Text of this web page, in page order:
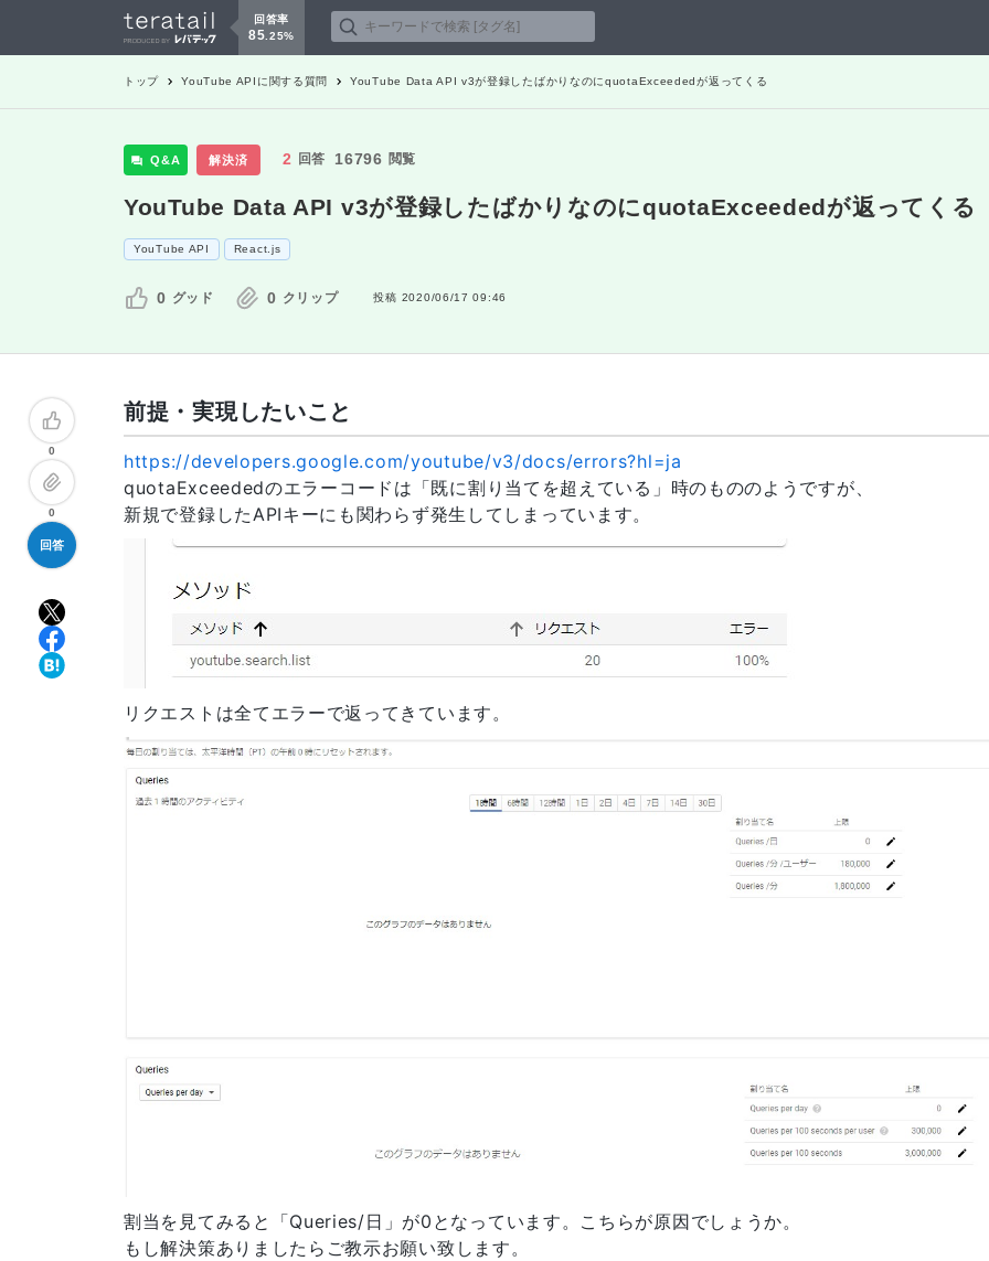
回答率
85 25%
トップ YouTube API に関する質問 YouTube Data API v3が登録したばかりなのにquotaExceededが返ってくる
Q&A 解決済 2 回答 16796 閲覧
YouTube Data API v3が登録したばかりなのにquotaExceededが返ってくる
YouTube API React.js
0 グッド 0 クリップ 投稿 2020/06/17 09:46
0
0
回答
前提・実現したいこと
https://developers.google.com/youtube/v3/docs/errors?hl=ja
quotaExceededのエラーコードは「既に割り当てを超えている」時のもののようですが、
新規で登録したAPIキーにも関わらず発生してしまっています。
リクエストは全てエラーで返ってきています。
割当を見てみると「Queries/日」が0となっています。こちらが原因でしょうか。
もし解決策ありましたらご教示お願い致します。